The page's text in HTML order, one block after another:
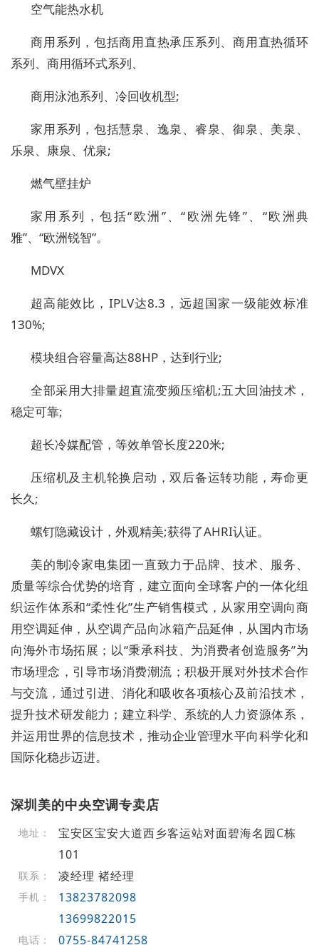
空气能热水机
商用系列，包括商用直热承压系列、商用直热循环
系列、商用循环式系列、
商用泳池系列、冷回收机型;
家用系列，包括慧泉、逸泉、睿泉、御泉、美泉、
乐泉、康泉、优泉;
燃气壁挂炉
家用系列，包括“欧洲”、“欧洲先锋”、“欧洲典
雅”、“欧洲锐智”。
MDVX
超高能效比，IPLV达8.3，远超国家一级能效标准
130%;
模块组合容量高达88HP，达到行业;
全部采用大排量超直流变频压缩机;五大回油技术，
稳定可靠;
超长冷媒配管，等效单管长度220米;
压缩机及主机轮换启动，双后备运转功能，寿命更
长久;
螺钉隐藏设计，外观精美;获得了AHRI认证。
美的制冷家电集团一直致力于品牌、技术、服务、
质量等综合优势的培育，建立面向全球客户的一体化组
织运作体系和“柔性化”生产销售模式，从家用空调向商
用空调延伸，从空调产品向冰箱产品延伸，从国内市场
向海外市场拓展；以“秉承科技、为消费者创造服务”为
市场理念，引导市场消费潮流；积极开展对外技术合作
与交流，通过引进、消化和吸收各项核心及前沿技术，
提升技术研发能力；建立科学、系统的人力资源体系，
并运用世界的信息技术，推动企业管理水平向科学化和
国际化稳步迈进。
深圳美的中央空调专卖店
地址：
宝安区宝安大道西乡客运站对面碧海名园C栋
101
联系： 凌经理 褚经理
手机：
13823782098
13699822015
电话： 0755-84741258